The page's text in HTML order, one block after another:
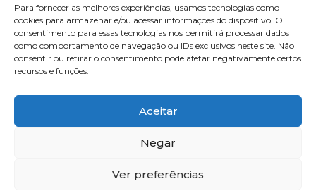
Para fornecer as melhores experiências, usamos tecnologias como
cookies para armazenar e/ou acessar informações do dispositivo. O
consentimento para essas tecnologias nos permitirá processar dados
como comportamento de navegação ou IDs exclusivos neste site. Não
consentir ou retirar o consentimento pode afetar negativamente certos
recursos e funções.
Aceitar
Negar
Ver preferências
Diretoria
FOTOS
Webmail
Artigos
Escritores do Sistema
SAUS Quadra 06, Bloco K, Ed.Belvedere sala 201 Asa Sul Brasilia-DF CEP: 70070-